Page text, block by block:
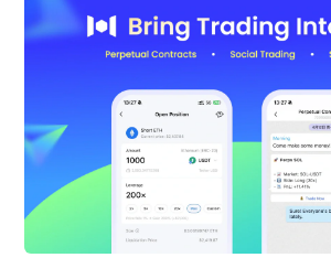
家庭和企业
协作
质押 即将来临
抵押贷款
公司
关于我们
即刻上手